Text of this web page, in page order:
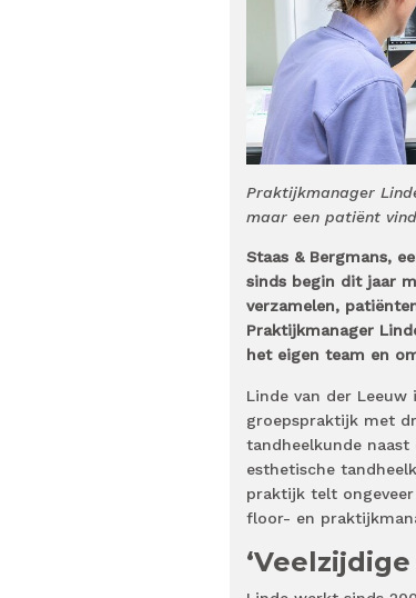
Praktijkmanager
maar een patiënt
Staas & Bergmans,
sinds begin dit jaar
verzamelen,
Praktijkmanager
het eigen team en
Linde van der
groepspraktijk met
tandheelkunde
esthetische
praktijk telt
floor- en